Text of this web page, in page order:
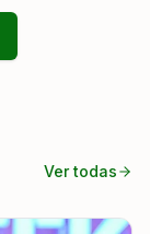
Ver todas